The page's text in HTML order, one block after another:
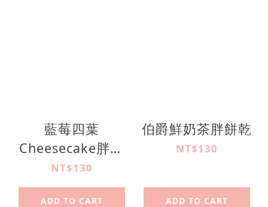
藍莓四葉
Cheesecake胖餅
乾
NT$130
ADD TO CART
伯爵鮮奶茶胖餅乾
NT$130
ADD TO CART